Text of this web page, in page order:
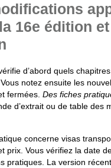
16e édition
d’abord quels
notez ensuite les
fermées. Des fiches
d’extrait ou de table des
concerne visas
prix. Vous vérifiez la date
pratiques. La version